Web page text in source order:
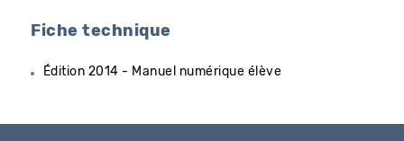
Fiche technique
Édition 2014 - Manuel numérique élève